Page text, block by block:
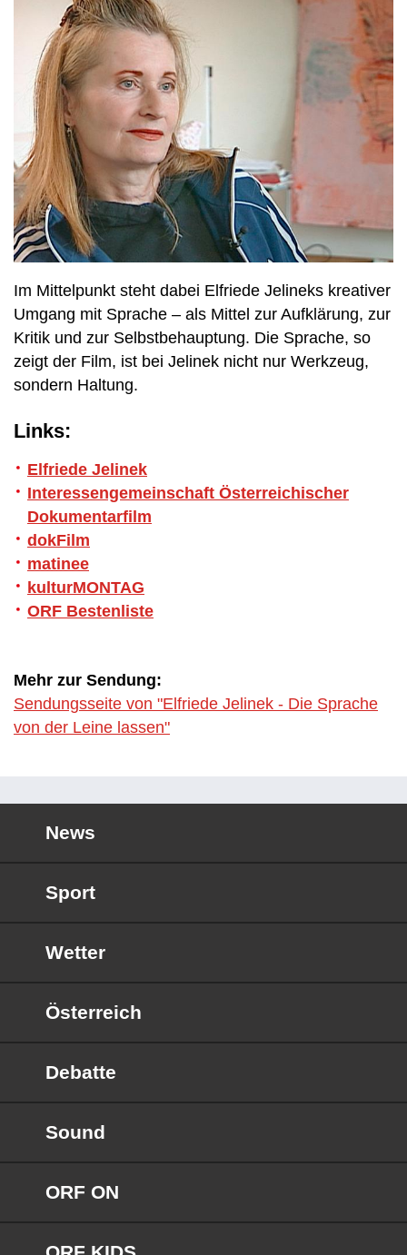
Im Mittelpunkt steht dabei Elfriede Jelineks kreativer
Umgang mit Sprache – als Mittel zur Aufklärung, zur
Kritik und zur Selbstbehauptung. Die Sprache, so
zeigt der Film, ist bei Jelinek nicht nur Werkzeug,
sondern Haltung.
Links:
Elfriede Jelinek
Interessengemeinschaft Österreichischer
Dokumentarfilm
dokFilm
matinee
kulturMONTAG
ORF Bestenliste
Mehr zur Sendung:
Sendungsseite von "Elfriede Jelinek - Die Sprache
von der Leine lassen"
News
Sport
Wetter
Österreich
Debatte
Sound
ORF ON